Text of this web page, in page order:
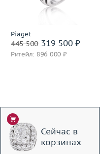
Piaget
445 500319 500 ₽
Ритейл: 896 000 ₽
Подробнее
Сейчас в
корзинах